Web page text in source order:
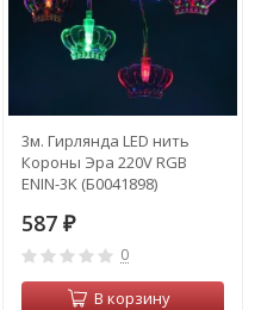
3м. Гирлянда LED нить
Короны Эра 220V RGB
ENIN-3K (Б0041898)
587 ₽
0
В корзину